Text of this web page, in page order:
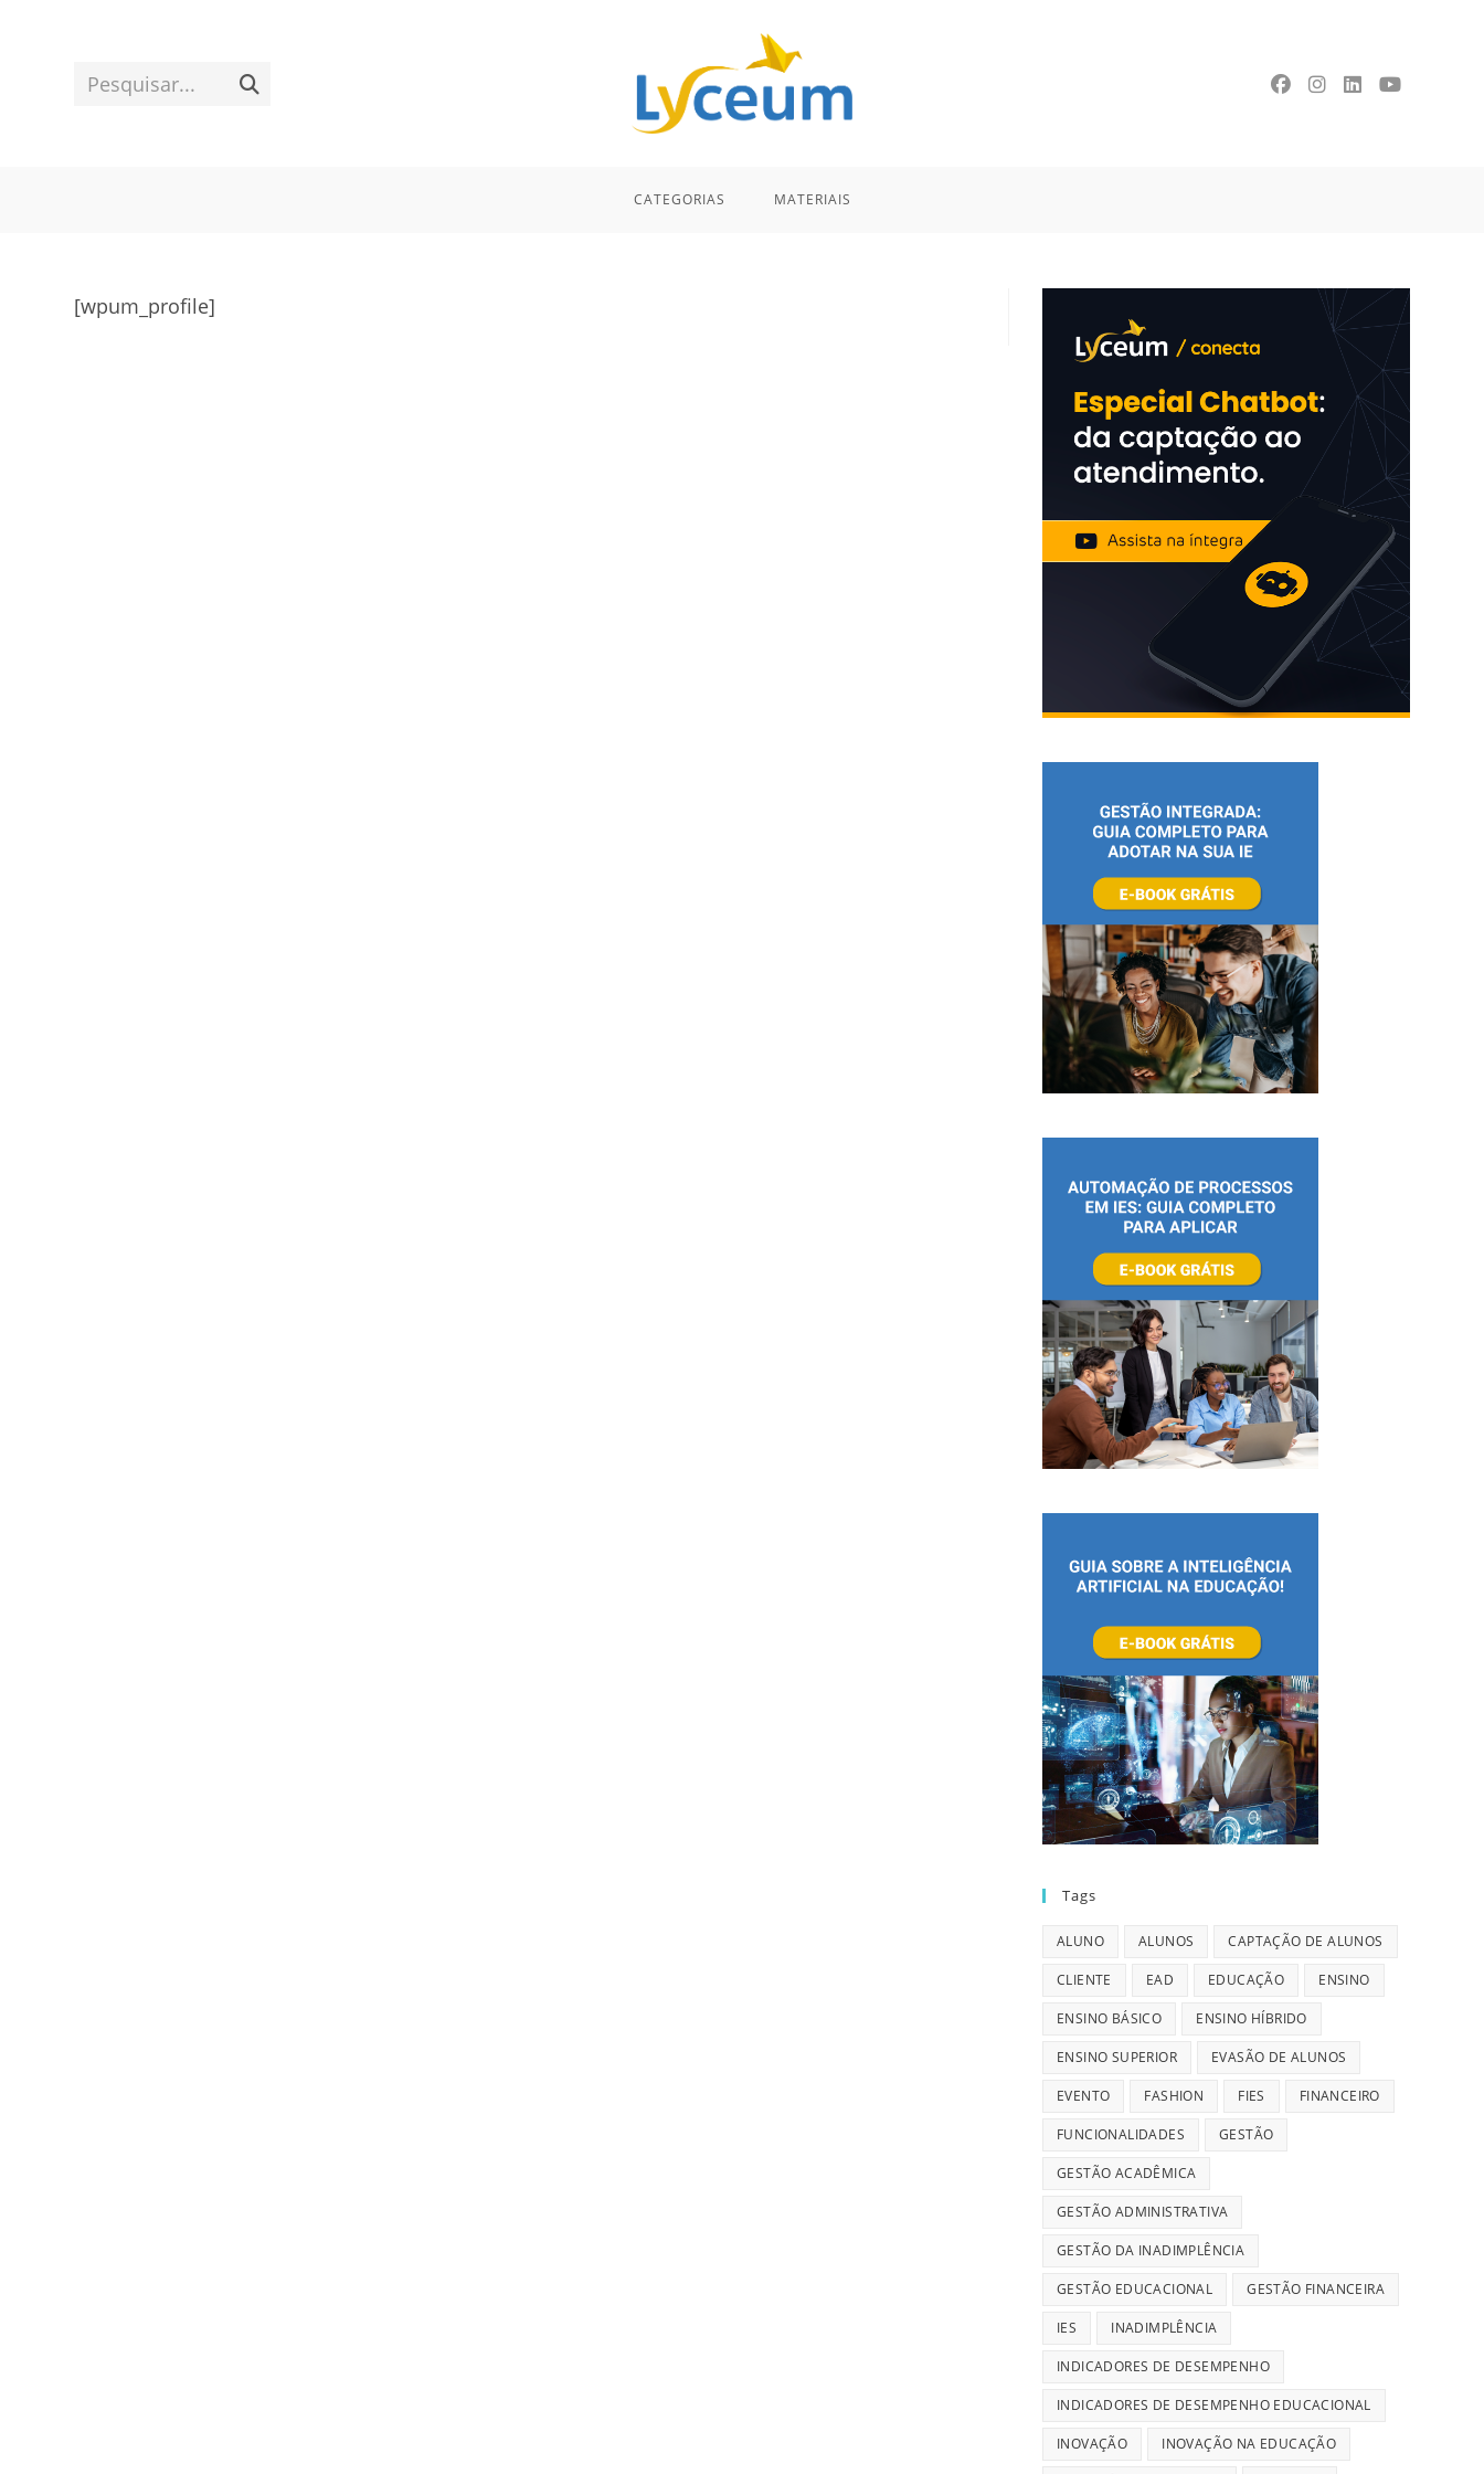
Pesquisar...
CATEGORIAS MATERIAIS
[wpum_profile]
Tags
ALUNO ALUNOS CAPTAÇÃO DE ALUNOS
CLIENTE EAD EDUCAÇÃO ENSINO
ENSINO BÁSICO ENSINO HÍBRIDO
ENSINO SUPERIOR EVASÃO DE ALUNOS
EVENTO FASHION FIES FINANCEIRO
FUNCIONALIDADES GESTÃO
GESTÃO ACADÊMICA
GESTÃO ADMINISTRATIVA
GESTÃO DA INADIMPLÊNCIA
GESTÃO EDUCACIONAL GESTÃO FINANCEIRA
IES INADIMPLÊNCIA
INDICADORES DE DESEMPENHO
INDICADORES DE DESEMPENHO EDUCACIONAL
INOVAÇÃO INOVAÇÃO NA EDUCAÇÃO